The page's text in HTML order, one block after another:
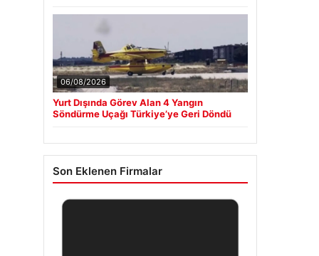
06/08/2026
Yurt Dışında Görev Alan 4 Yangın
Söndürme Uçağı Türkiye’ye Geri Döndü
Son Eklenen Firmalar